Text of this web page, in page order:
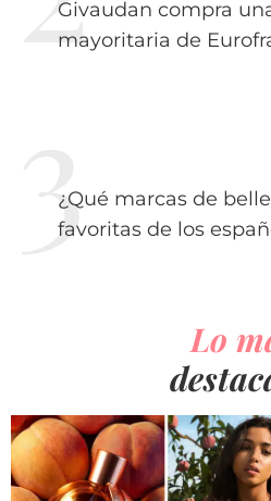
Givaudan compra
mayoritaria de
¿Qué marcas de
favoritas de los
Lo